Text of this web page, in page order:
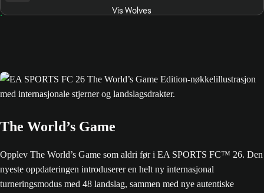
Vis Wolves
The World’s Game
Opplev The World’s Game som aldri før i EA SPORTS FC™ 26. Den
nyeste oppdateringen introduserer en helt ny internasjonal
turneringsmodus med 48 landslag, sammen med nye autentiske